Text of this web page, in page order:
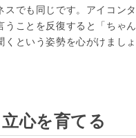
でも同じです。アイコンタ
うことを反復すると「ちゃん
という姿勢を心がけましょ
心を育てる